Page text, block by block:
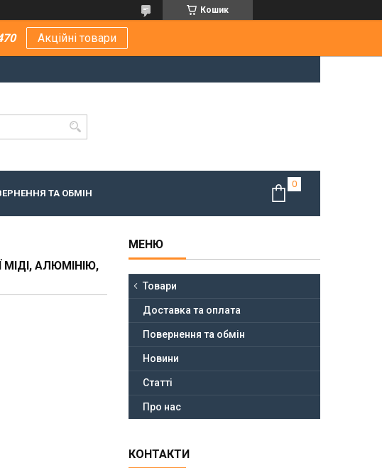
Кошик
Акційні товари
ТА ОБМІН
МІДІ, АЛЮМІНІЮ,
Товари
Доставка та оплата
Повернення та обмін
Новини
Статті
Про нас
КОНТАКТИ